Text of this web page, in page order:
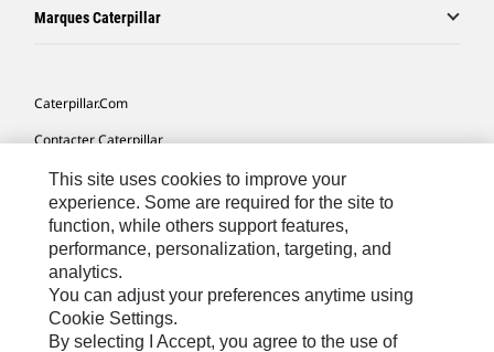
Marques Caterpillar
Caterpillar.com
Contacter Caterpillar
Mes Préférences Marketing
Plan Du Site
Cookie Settings
Légales
Confidentialité
This site uses cookies to improve your
experience. Some are required for the site to
function, while others support features,
performance, personalization, targeting, and
analytics.
You can adjust your preferences anytime using
Cookie Settings.
By selecting I Accept, you agree to the use of